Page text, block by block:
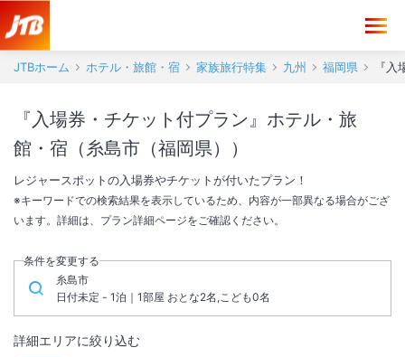
JTBホーム ホテル・旅館・宿 家族旅行特集 九州 福岡県 『
『入場券・チケット付プラン』ホテル・旅
館・宿（糸島市（福岡県））
レジャースポットの入場券やチケットが付いたプラン！
※キーワードでの検索結果を表示しているため、内容が一部異なる場合がござ
います。詳細は、プラン詳細ページをご確認ください。
条件を変更する
糸島市
日付未定 - 1泊｜1部屋 おとな2名,こども0名
詳細エリアに絞り込む